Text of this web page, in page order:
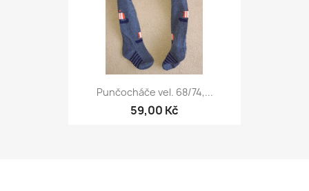
Punčocháče vel. 68/74,...
59,00 Kč